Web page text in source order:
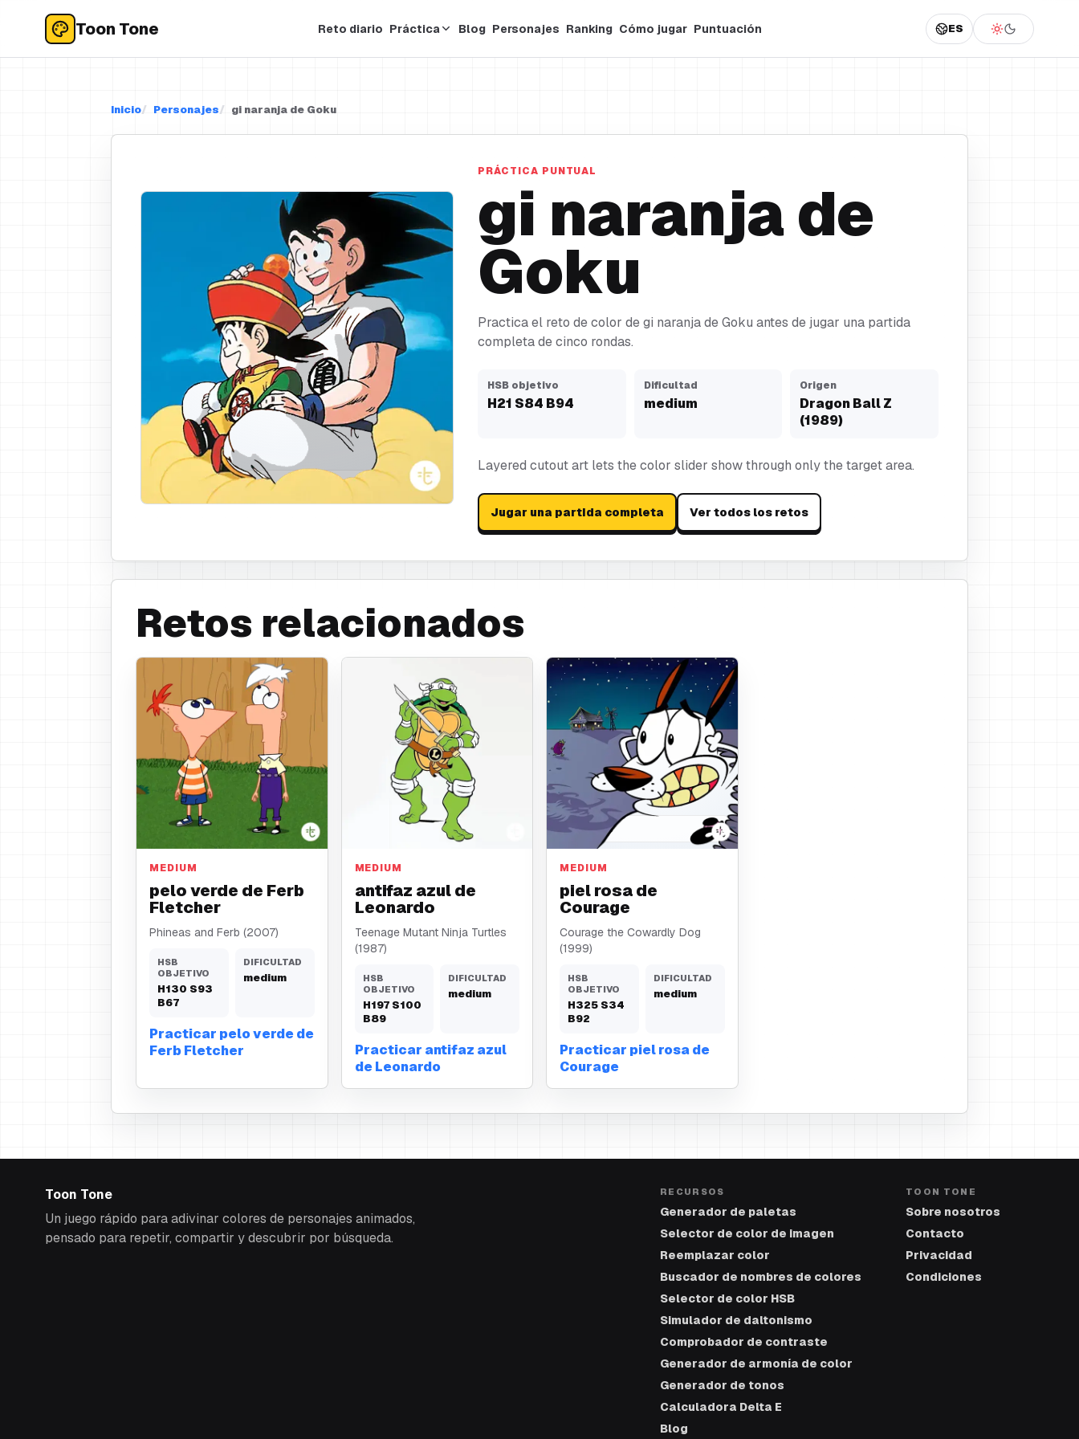
Toon Tone Reto diario Práctica Blog Personajes Ranking Cómo jugar Puntuación ES
Inicio Personajes gi naranja de Goku
gi naranja
PRÁCTICA PUNTUAL
gi naranja de
Goku
Practica el reto de color de gi naranja de Goku antes de jugar una partida
completa de cinco rondas.
HSB objetivo
H21 S84 B94
Dificultad
medium
Origen
Dragon Ball Z
(1989)
Layered cutout art lets the color slider show through only the target area.
Jugar una partida completa Ver todos los retos
Retos relacionados
pelo verde
MEDIUM
pelo verde de Ferb
Fletcher
Phineas and Ferb (2007)
HSB
OBJETIVO
H130 S93
B67
DIFICULTAD
medium
Practicar pelo verde de
Ferb Fletcher
antifaz azul
MEDIUM
antifaz azul de
Leonardo
Teenage Mutant Ninja Turtles
(1987)
HSB
OBJETIVO
H197S100
B89
DIFICULTAD
medium
Practicar antifaz azul
de Leonardo
piel rosa
MEDIUM
piel rosa de
Courage
Courage the Cowardly Dog
(1999)
HSB
OBJETIVO
H325 S34
B92
DIFICULTAD
medium
Practicar piel rosa de
Courage
Toon Tone
Un juego rápido para adivinar colores de personajes animados,
pensado para repetir, compartir y descubrir por búsqueda.
RECURSOS
Generador de paletas
Selector de color de imagen
Reemplazar color
Buscador de nombres de colores
Selector de color HSB
Simulador de daltonismo
Comprobador de contraste
Generador de armonía de color
Generador de tonos
Calculadora Delta E
Blog
TOON TONE
Sobre nosotros
Contacto
Privacidad
Condiciones